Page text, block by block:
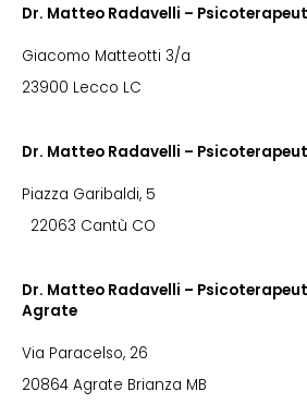
Dr. Matteo Radavelli –
Giacomo Matteotti 3/a
23900 Lecco LC
Dr. Matteo Radavelli –
Piazza Garibaldi, 5
22063 Cantù CO
Dr. Matteo Radavelli –
Agrate
Via Paracelso, 26
20864 Agrate Brianza MB